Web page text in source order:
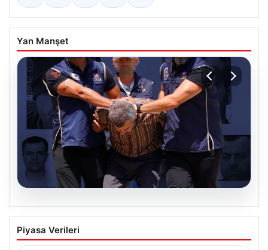
Yan Manşet
07.08.2026
FETÖ’nün Suikast Timindeki Burkay
Karatepe’den İlgili Gelişmeler ve Arama
Piyasa Verileri